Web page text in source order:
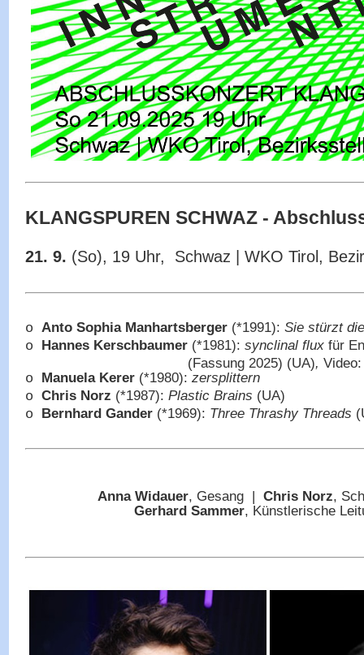
KLANGSPUREN SCHWAZ -
21. 9. (So), 19 Uhr, Schwaz | WKO Tirol,
o Anto Sophia Manhartsberger (*1991): Sie stürzt
o Hannes Kerschbaumer (*1981): synclinal flux für
(Fassung 2025) (UA),
o Manuela Kerer (*1980): zersplittern
o Chris Norz (*1987): Plastic Brains (UA)
o Bernhard Gander (*1969): Three Thrashy Threads
Anna Widauer, Gesang | Chris Norz,
Gerhard Sammer, Künstlerische